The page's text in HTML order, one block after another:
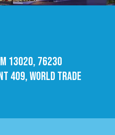
13020, 76230
409, World trade